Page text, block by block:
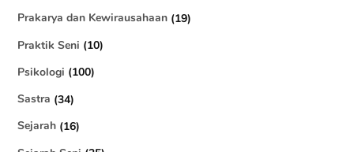
Prakarya dan Kewirausahaan (19)
Praktik Seni (10)
Psikologi (100)
Sastra (34)
Sejarah (16)